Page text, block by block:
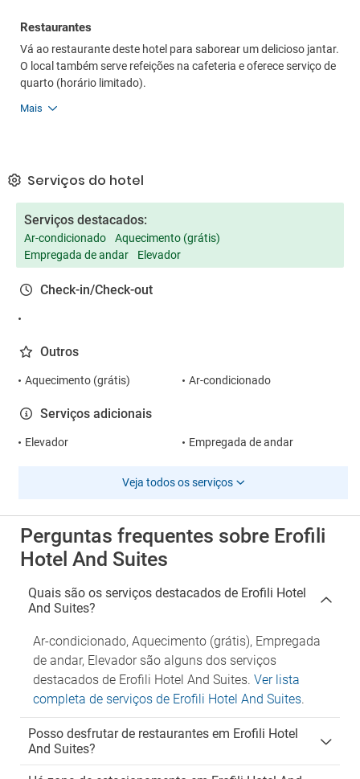
Restaurantes
Vá ao restaurante deste hotel para saborear um delicioso jantar.
O local também serve refeições na cafeteria e oferece serviço de
quarto (horário limitado).
Mais
Serviços do hotel
Serviços destacados:
Ar-condicionado
Aquecimento (grátis)
Empregada de andar
Elevador
Check-in/Check-out
Outros
Aquecimento (grátis) Ar-condicionado
Serviços adicionais
Elevador Empregada de andar
Veja todos os serviços
Perguntas frequentes sobre Erofili
Hotel And Suites
Quais são os serviços destacados de Erofili Hotel
And Suites?
Ar-condicionado, Aquecimento (grátis), Empregada
de andar, Elevador são alguns dos serviços
destacados de Erofili Hotel And Suites. Ver lista
completa de serviços de Erofili Hotel And Suites.
Posso desfrutar de restaurantes em Erofili Hotel
And Suites?